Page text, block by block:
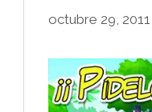
octubre 29, 2011